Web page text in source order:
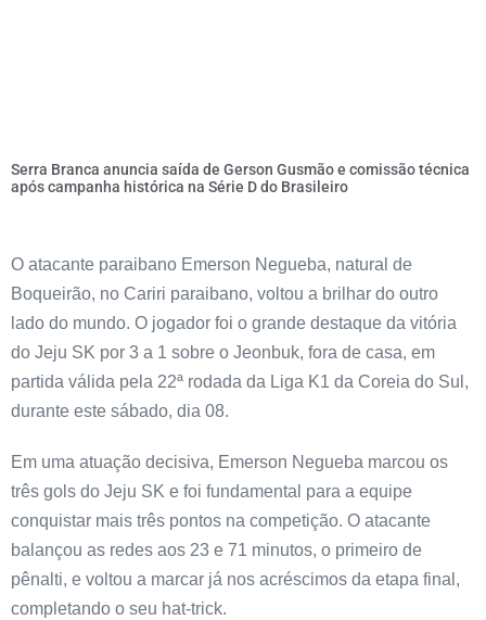
Serra Branca anuncia saída de Gerson Gusmão e comissão técnica
após campanha histórica na Série D do Brasileiro
O atacante paraibano Emerson Negueba, natural de
Boqueirão, no Cariri paraibano, voltou a brilhar do outro
lado do mundo. O jogador foi o grande destaque da vitória
do Jeju SK por 3 a 1 sobre o Jeonbuk, fora de casa, em
partida válida pela 22ª rodada da Liga K1 da Coreia do Sul,
durante este sábado, dia 08.
Em uma atuação decisiva, Emerson Negueba marcou os
três gols do Jeju SK e foi fundamental para a equipe
conquistar mais três pontos na competição. O atacante
balançou as redes aos 23 e 71 minutos, o primeiro de
pênalti, e voltou a marcar já nos acréscimos da etapa final,
completando o seu hat-trick.